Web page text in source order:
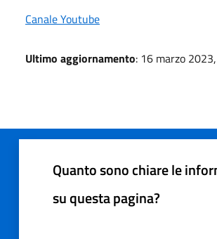
Canale Youtube
Ultimo aggiornamento: 16 marzo
Quanto sono chiare le
su questa pagina?